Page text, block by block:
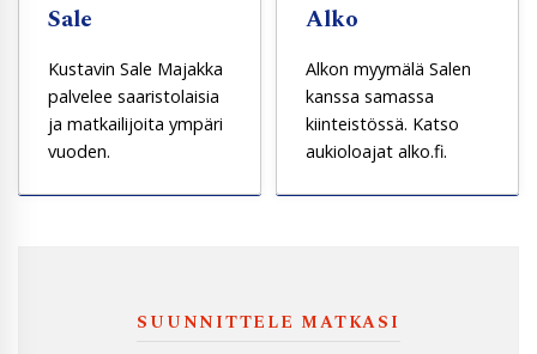
SUUNNITTELE MATKASI
Sale
Kustavin Sale Majakka
palvelee saaristolaisia
ja matkailijoita ympäri
vuoden.
Alko
Alkon myymälä Salen
kanssa samassa
kiinteistössä. Katso
aukioloajat alko.fi.